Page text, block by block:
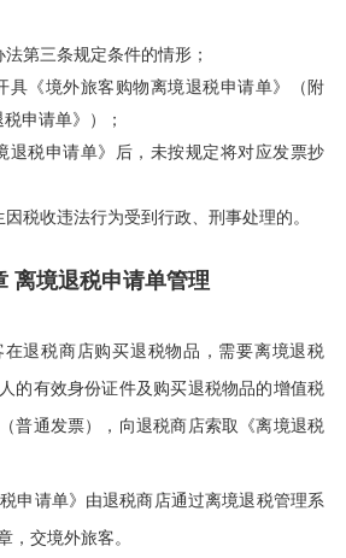
法第三条规定条件的情形；
具《境外旅客购物离境退税申请单》（附
申请单》）；
退税申请单》后，未按规定将对应发票抄
因税收违法行为受到行政、刑事处理的。
离境退税申请单管理
在退税商店购买退税物品，需要离境退税
的有效身份证件及购买退税物品的增值税
普通发票），向退税商店索取《离境退税
申请单》由退税商店通过离境退税管理系
，交境外旅客。